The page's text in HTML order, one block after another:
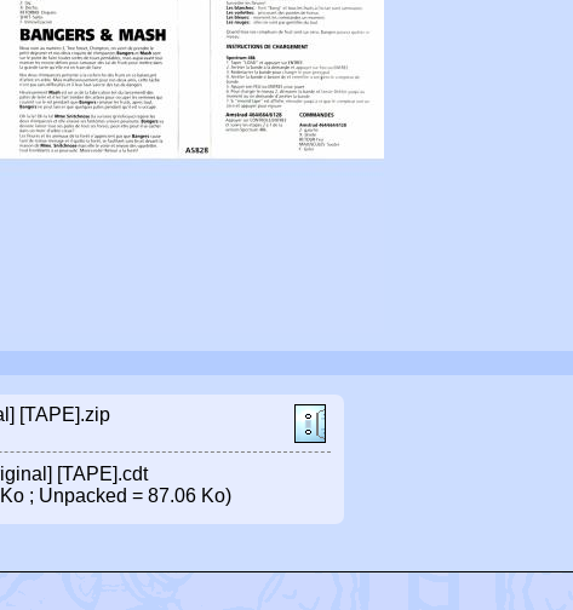
[TAPE].zip
[TAPE].cdt
; Unpacked = 87.06 Ko)